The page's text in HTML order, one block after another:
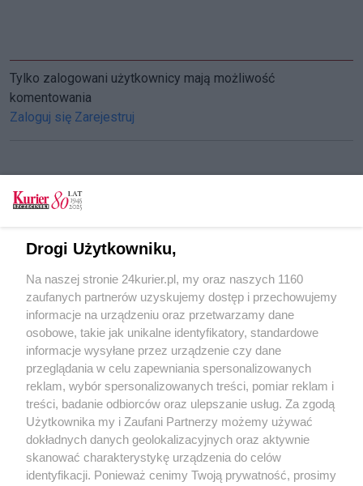
Tylko zalogowani użytkownicy mają możliwość
komentowania
Zaloguj się Zarejestruj
CZYTAJ TAKŻE
Podwójna ciągła i przejście mu nie
przeszkadzały
Oswajanie słowem
POGODA
26℃
Zobacz prognozę na 3 dni
Drogi Użytkowniku,
Na naszej stronie 24kurier.pl, my oraz naszych 1160
zaufanych partnerów uzyskujemy dostęp i przechowujemy
informacje na urządzeniu oraz przetwarzamy dane
osobowe, takie jak unikalne identyfikatory, standardowe
informacje wysyłane przez urządzenie czy dane
przeglądania w celu zapewniania spersonalizowanych
reklam, wybór spersonalizowanych treści, pomiar reklam i
treści, badanie odbiorców oraz ulepszanie usług. Za zgodą
Użytkownika my i Zaufani Partnerzy możemy używać
dokładnych danych geolokalizacyjnych oraz aktywnie
skanować charakterystykę urządzenia do celów
identyfikacji. Ponieważ cenimy Twoją prywatność, prosimy